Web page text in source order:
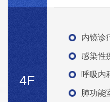
4F
内镜诊
感染性
呼吸内
肺功能